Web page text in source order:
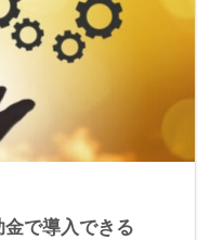
で導入できる